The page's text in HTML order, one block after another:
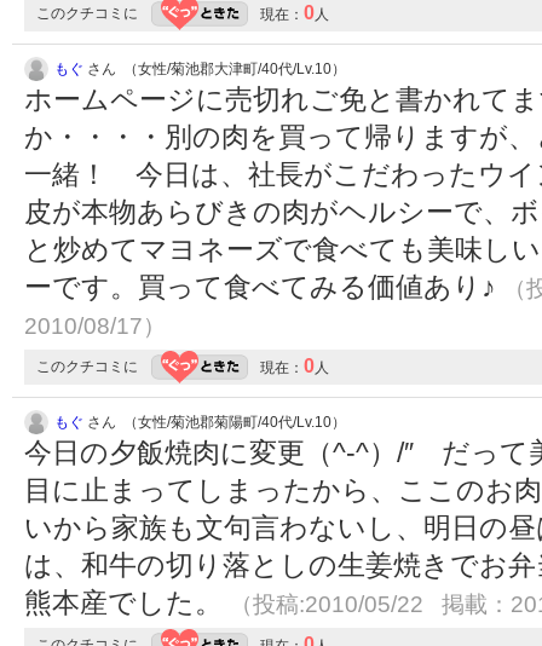
このクチコミに 現在： 0 人
もぐ さん （女性/菊池郡大津町/40代/Lv.10）
ホームページに売切れご免と書かれて
か・・・・別の肉を買って帰りますが
一緒！ 今日は、社長がこだわったウ
皮が本物あらびきの肉がヘルシーで、
と炒めてマヨネーズで食べても美味し
ーです。買って食べてみる価値あり♪
2010/08/17）
このクチコミに 現在： 0 人
もぐ さん （女性/菊池郡菊陽町/40代/Lv.10）
今日の夕飯焼肉に変更（^‐^）/″ だって
目に止まってしまったから、ここのお
いから家族も文句言わないし、明日の
は、和牛の切り落としの生姜焼きでお
熊本産でした。
（投稿:2010/05/22 掲載：